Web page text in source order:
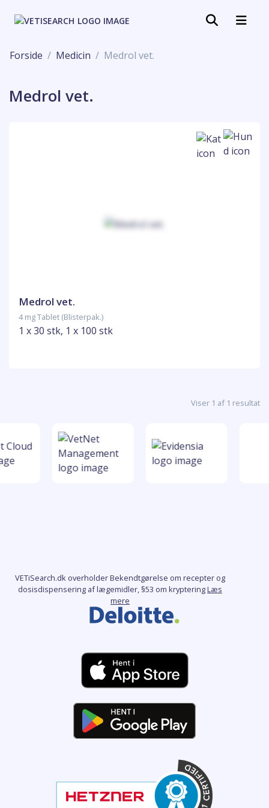
Forside Medicin Medrol vet.
Medrol vet.
Medrol vet.
4 mg Tablet (Blisterpak.)
1 x 30 stk, 1 x 100 stk
Viser 1 af 1 resultat
VETiSearch.dk overholder Bekendtgørelse om recepter og
dosisdispensering af lægemidler, §53 om krypteringLæs
mere